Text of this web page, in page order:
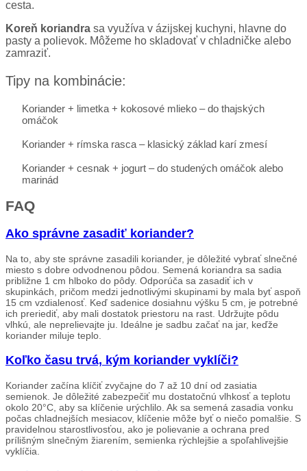
cesta.
Koreň koriandra sa využíva v ázijskej kuchyni, hlavne do
pasty a polievok. Môžeme ho skladovať v chladničke alebo
zamraziť.
Tipy na kombinácie:
Koriander + limetka + kokosové mlieko – do thajských
omáčok
Koriander + rímska rasca – klasický základ karí zmesí
Koriander + cesnak + jogurt – do studených omáčok alebo
marinád
FAQ
Ako správne zasadiť koriander?
Na to, aby ste správne zasadili koriander, je dôležité vybrať slnečné
miesto s dobre odvodnenou pôdou. Semená koriandra sa sadia
približne 1 cm hlboko do pôdy. Odporúča sa zasadiť ich v
skupinkách, pričom medzi jednotlivými skupinami by mala byť aspoň
15 cm vzdialenosť. Keď sadenice dosiahnu výšku 5 cm, je potrebné
ich preriediť, aby mali dostatok priestoru na rast. Udržujte pôdu
vlhkú, ale neprelievajte ju. Ideálne je sadbu začať na jar, keďže
koriander miluje teplo.
Koľko času trvá, kým koriander vyklíči?
Koriander začína klíčiť zvyčajne do 7 až 10 dní od zasiatia
semienok. Je dôležité zabezpečiť mu dostatočnú vlhkosť a teplotu
okolo 20°C, aby sa klíčenie urýchlilo. Ak sa semená zasadia vonku
počas chladnejších mesiacov, klíčenie môže byť o niečo pomalšie. S
pravidelnou starostlivosťou, ako je polievanie a ochrana pred
prílišným slnečným žiarením, semienka rýchlejšie a spoľahlivejšie
vyklíčia.